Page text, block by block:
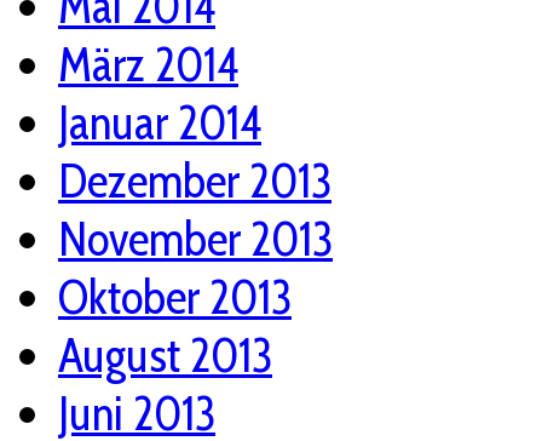
März 2014
Januar 2014
Dezember 2013
November 2013
Oktober 2013
August 2013
Juni 2013